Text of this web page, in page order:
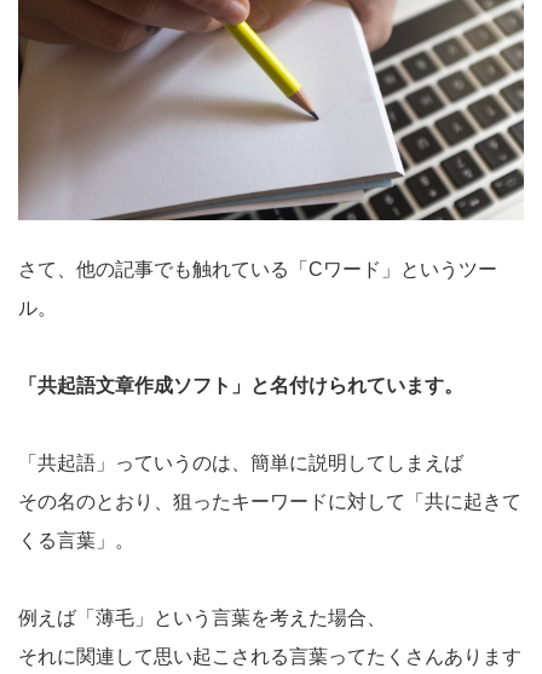
さて、 他の記事でも触れている「Cワード」というツー
ル。
「共起語文章作成ソフト」と名付けられています。
「共起語」っていうのは、簡単に説明してしまえば
その名のとおり、狙ったキーワードに対して「共に起きて
くる言葉」。
例えば「薄毛」という言葉を考えた場合、
それに関連して思い起こされる言葉ってたくさんあります